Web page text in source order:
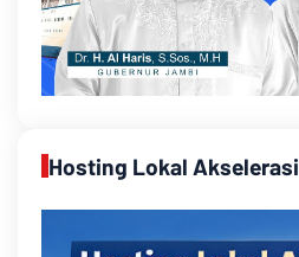
Hosting Lokal Akselerasi